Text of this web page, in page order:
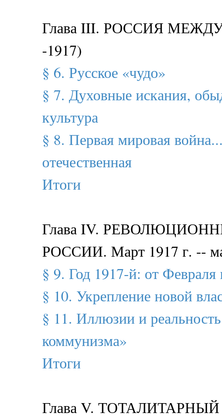
Глава III. РОССИЯ
-1917)
§ 6. Русское «чудо»
§ 7. Духовные искания,
культура
§ 8. Первая мировая
отечественная
Итоги
Глава IV.
РОССИИ. Март 1917 г. --
§ 9. Год 1917-й: от
§ 10. Укрепление новой
§ 11. Иллюзии и
коммунизма»
Итоги
Глава V.